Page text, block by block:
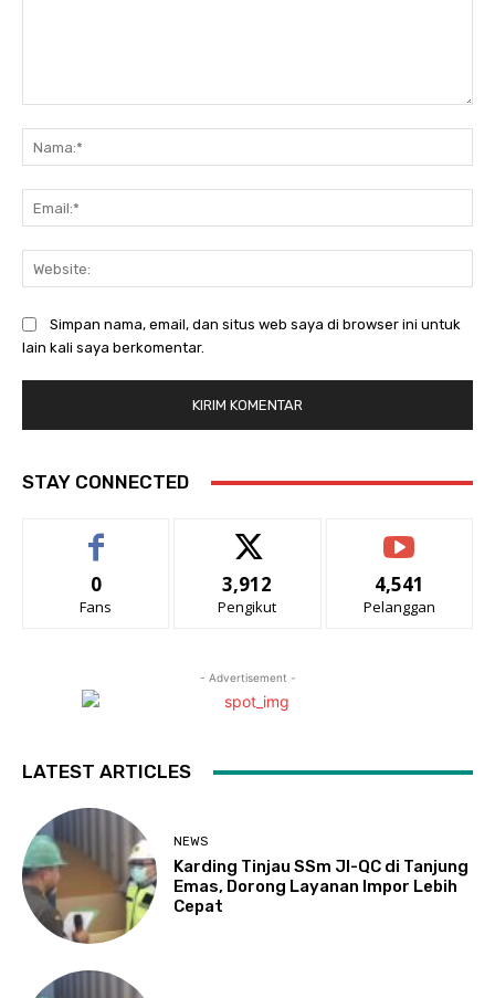
Simpan nama, email, dan situs web saya di browser ini untuk
lain kali saya berkomentar.
STAY CONNECTED
0
Fans
3,912
Pengikut
4,541
Pelanggan
- Advertisement -
LATEST ARTICLES
NEWS
Karding Tinjau SSm JI-QC di Tanjung
Emas, Dorong Layanan Impor Lebih
Cepat